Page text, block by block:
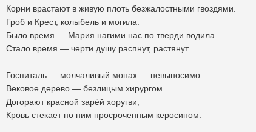
Корни врастают в живую плоть безжалостными гвоздями.
Гроб и Крест, колыбель и могила.
Было время — Мария нагими нас по тверди водила.
Стало время — черти душу распнут, растянут.
Госпиталь — молчаливый монах — невыносимо.
Вековое дерево — безлицым хирургом.
Догорают красной зарëй хоругви,
Кровь стекает по ним просроченным керосином.